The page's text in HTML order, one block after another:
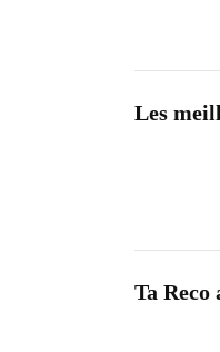
Les
Ta Reco